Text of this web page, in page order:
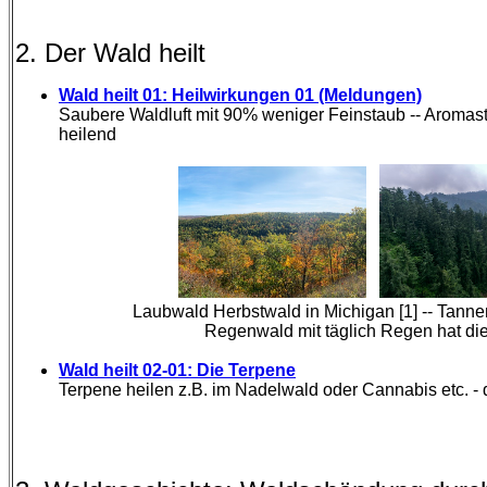
2. Der Wald heilt
Wald heilt 01: Heilwirkungen 01 (Meldungen)
Saubere Waldluft mit 90% weniger Feinstaub --
heilend
Laubwald Herbstwald in Michigan [1] --
Regenwald mit täglich Regen hat
Wald heilt 02-01: Die Terpene
Terpene heilen z.B. im Nadelwald oder Cannabis etc.